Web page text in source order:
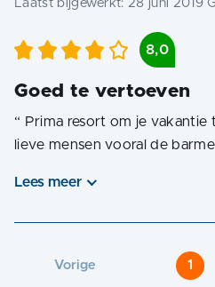
Laatst bijgewerkt: 28 juni 2019
8,0
Goed te vertoeven
“ Prima resort om je vakantie
lieve mensen vooral de
Lees meer
Vorige 1